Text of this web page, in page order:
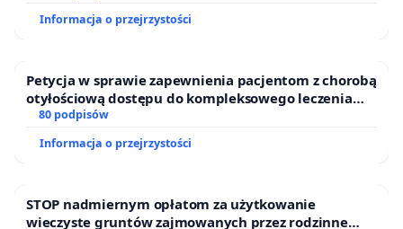
Informacja o przejrzystości
Petycja w sprawie zapewnienia pacjentom z chorobą
otyłościową dostępu do kompleksowego leczenia
oraz programów profilaktycznych.
80 podpisów
Informacja o przejrzystości
STOP nadmiernym opłatom za użytkowanie
wieczyste gruntów zajmowanych przez rodzinne